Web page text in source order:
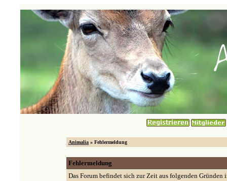
Animalia » Fehlermeldung
Fehlermeldung
Das Forum befindet sich zur Zeit aus folgenden Gründen